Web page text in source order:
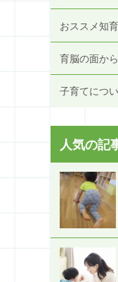
おススメ知
育脳の面か
子育てにつ
人気の記